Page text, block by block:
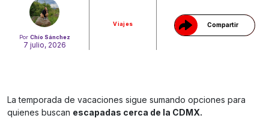
Por Chío Sánchez
7 julio, 2026
Viajes Compartir
La temporada de vacaciones sigue sumando opciones para
quienes buscan escapadas cerca de la CDMX.